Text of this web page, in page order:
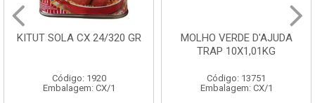
MOLHO VERDE D'AJUDA
Código: 13751
Embalagem: CX/1
FRUTAS CRISTALIZADAS
CX 10KG
Código: 1785
Embalagem: KG/10